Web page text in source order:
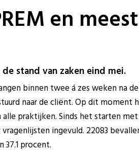
en
stand van zaken eind mei.
binnen twee á zes weken na
naar de cliënt. Op dit
alle praktijken. Sinds het starten
vragenlijsten ingevuld. 22083
37.1 procent.